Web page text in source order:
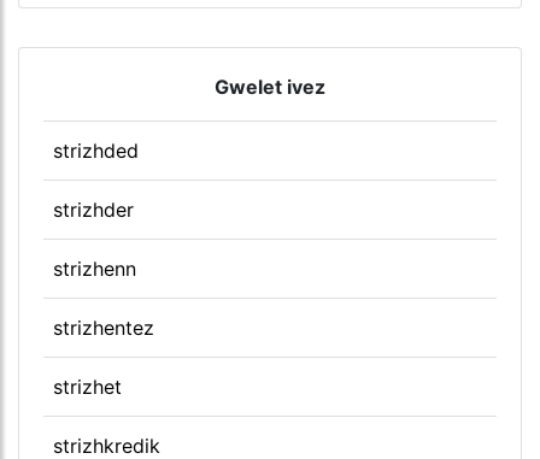
Gwelet ivez
strizhded
strizhder
strizhenn
strizhentez
strizhet
strizhkredik